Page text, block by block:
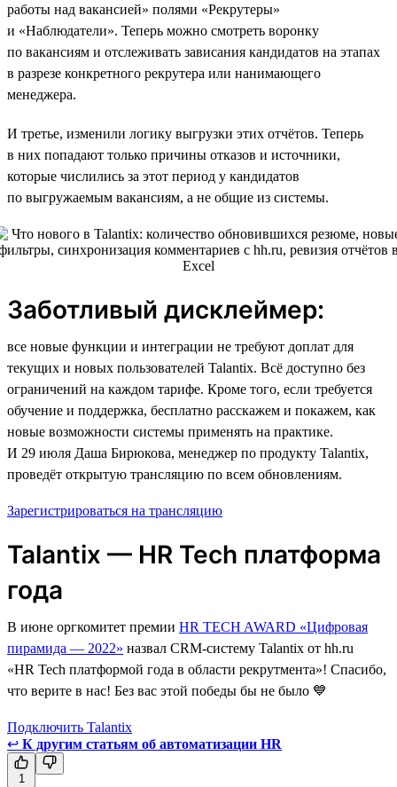
работы над вакансией» полями «Рекрутеры»
и «Наблюдатели». Теперь можно смотреть воронку
по вакансиям и отслеживать зависания кандидатов на этапах
в разрезе конкретного рекрутера или нанимающего
менеджера.
И третье, изменили логику выгрузки этих отчётов. Теперь
в них попадают только причины отказов и источники,
которые числились за этот период у кандидатов
по выгружаемым вакансиям, а не общие из системы.
Заботливый дисклеймер:
все новые функции и интеграции не требуют доплат для
текущих и новых пользователей Talantix. Всё доступно без
ограничений на каждом тарифе. Кроме того, если требуется
обучение и поддержка, бесплатно расскажем и покажем, как
новые возможности системы применять на практике.
И 29 июля Даша Бирюкова, менеджер по продукту Talantix,
проведёт открытую трансляцию по всем обновлениям.
Зарегистрироваться на трансляцию
Talantix — HR Tech платформа
года
В июне оргкомитет премии HR TECH AWARD «Цифровая
пирамида — 2022» назвал CRM-систему Talantix от hh.ru
«HR Tech платформой года в области рекрутмента»! Спасибо,
что верите в нас! Без вас этой победы бы не было 💙
Подключить Talantix
↩ К другим статьям об автоматизации HR
1